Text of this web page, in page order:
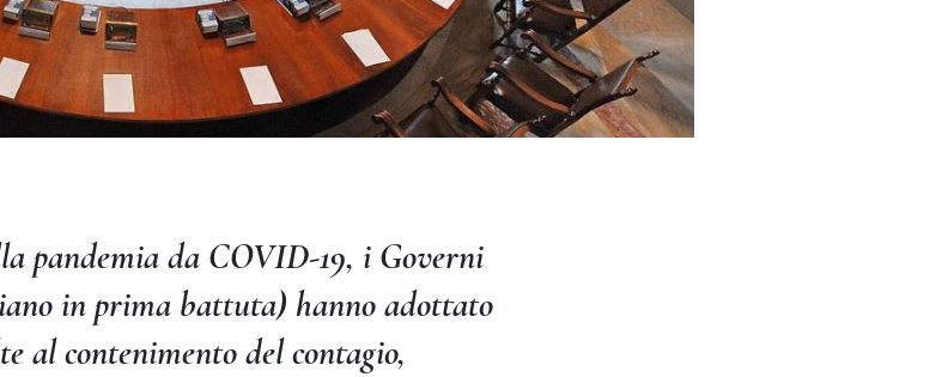
pandemia da COVID-19, i Governi
in prima battuta) hanno adottato
al contenimento del contagio,